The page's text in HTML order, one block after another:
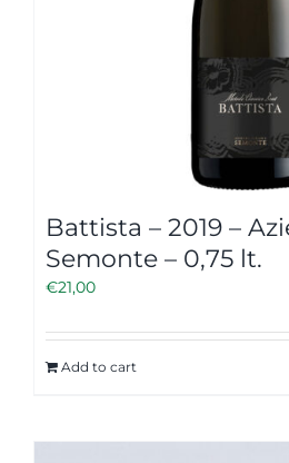
Battista – 2019 –
Semonte – 0,75 lt.
€21,00
Add to cart